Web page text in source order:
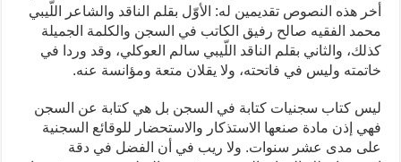
أخر هذه النصوص تقديمين له: الأوّل بقلم الناقد والشاعر اللّيبي
محمد الفقيه صالح رفيق الكاتب في السجن والكلمة الجميلة
كذلك، والثاني بقلم الناقد اللّيبي سالم العوكلي، وقد وردا في
خاتمته وليس في فاتحته، ولا يقلان متعة ومؤانسة عنه.
ليس كتاب سجنيات كتابة في السجن بل هي كتابة عن السجن
فهي إذن مادة صنعها الاستذكار والاستحضار للوقائع السجنية
على مدى عشر سنوات. ولا ريب في أن الفضل في دقة